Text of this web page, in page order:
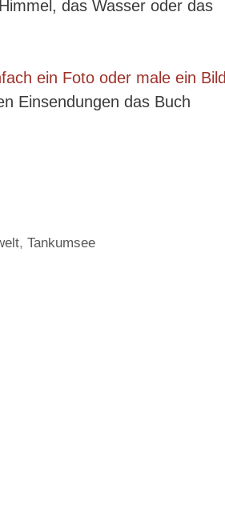
das Wasser oder das
ein Foto oder male ein Bild
Einsendungen das Buch
,Tankumsee